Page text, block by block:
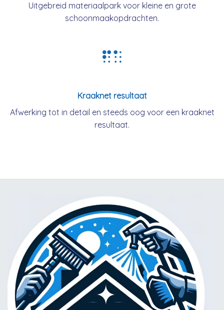
Uitgebreid materiaalpark voor kleine en grote
schoonmaakopdrachten.
Kraaknet resultaat
Afwerking tot in detail en steeds oog voor een kraaknet
resultaat.